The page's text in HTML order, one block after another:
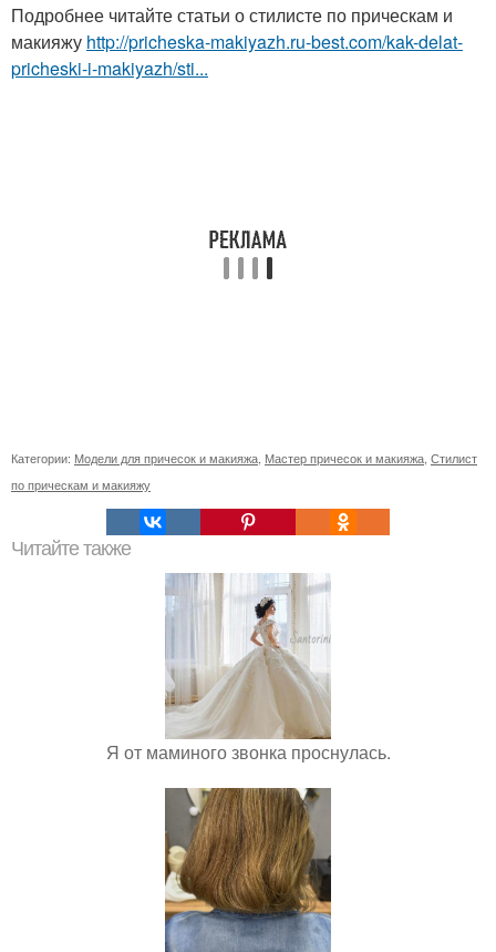
Подробнее читайте статьи о стилисте по прическам и
макияжу http://pricheska-makiyazh.ru-best.com/kak-delat-
pricheski-i-makiyazh/sti...
Категории: Модели для причесок и макияжа Мастер причесок и макияжа Стилист
по прическам и макияжу
Читайте также
Я от маминого звонка проснулась.